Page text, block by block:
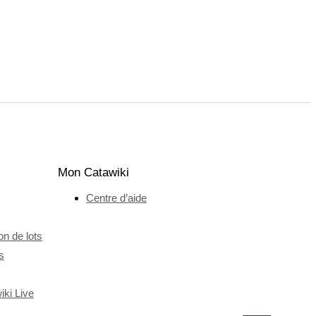
de lots
Live
Mon Catawiki
Centre d’aide